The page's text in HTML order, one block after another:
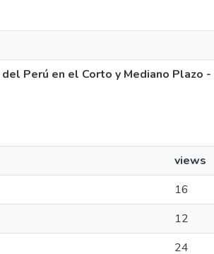
Perú en el Corto y Mediano Plazo -
views
16
12
24